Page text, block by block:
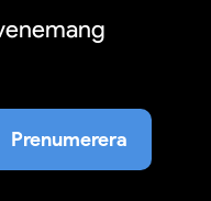
Prenumerera